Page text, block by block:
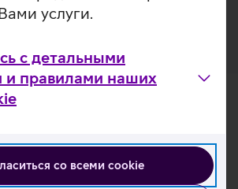
услуги.
с детальными
и правилами наших
со всеми cookie